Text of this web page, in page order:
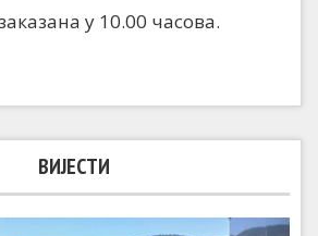
у 10.00 часова.
ВИЈЕСТИ